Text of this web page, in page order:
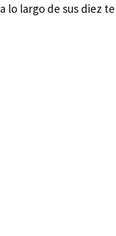
lo largo de sus diez